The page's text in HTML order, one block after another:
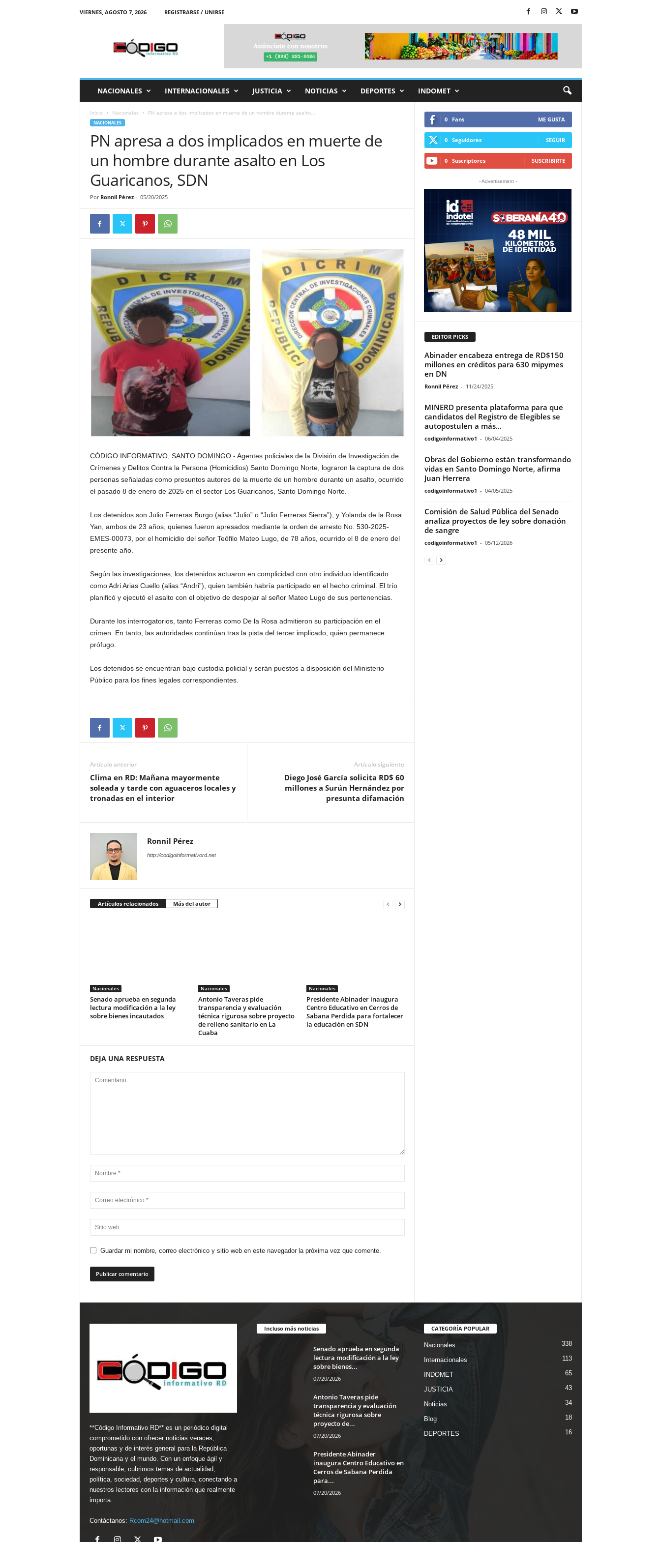
VIERNES, AGOSTO 7, 2026
REGISTRARSE / UNIRSE
D
NACIONALES INTERNACIONALES JUSTICIA NOTICIAS DEPORTES INDOMET
Inicio Nacionales PN apresa a dos implicados en muerte de un hombre durante asalto...
NACIONALES
PN apresa a dos implicados en muerte de
un hombre durante asalto en Los
Guaricanos, SDN
Por Ronnil Pérez- 05/20/2025
CÓDIGO INFORMATIVO, SANTO DOMINGO.- Agentes policiales de la División de Investigación de
Crímenes y Delitos Contra la Persona (Homicidios) Santo Domingo Norte, lograron la captura de dos
personas señaladas como presuntos autores de la muerte de un hombre durante un asalto, ocurrido
el pasado 8 de enero de 2025 en el sector Los Guaricanos, Santo Domingo Norte.
Los detenidos son Julio Ferreras Burgo (alias “Julio” o “Julio Ferreras Sierra”), y Yolanda de la Rosa
Yan, ambos de 23 años, quienes fueron apresados mediante la orden de arresto No. 530-2025-
EMES-00073, por el homicidio del señor Teófilo Mateo Lugo, de 78 años, ocurrido el 8 de enero del
presente año.
Según las investigaciones, los detenidos actuaron en complicidad con otro individuo identificado
como Adri Arias Cuello (alias “Andri”), quien también habría participado en el hecho criminal. El trío
planificó y ejecutó el asalto con el objetivo de despojar al señor Mateo Lugo de sus pertenencias.
Durante los interrogatorios, tanto Ferreras como De la Rosa admitieron su participación en el
crimen. En tanto, las autoridades continúan tras la pista del tercer implicado, quien permanece
prófugo.
Los detenidos se encuentran bajo custodia policial y serán puestos a disposición del Ministerio
Público para los fines legales correspondientes.
Artículo anterior
Clima en RD: Mañana mayormente
soleada y tarde con aguaceros locales y
tronadas en el interior
Artículo siguiente
Diego José García solicita RD$ 60
millones a Surún Hernández por
presunta difamación
Ronnil Pérez
http://codigoinformativord.net
Artículos relacionados Más del autor
Nacionales
Senado aprueba en segunda
lectura modificación a la ley
sobre bienes incautados
Nacionales
Antonio Taveras pide
transparencia y evaluación
técnica rigurosa sobre proyecto
de relleno sanitario en La
Cuaba
Nacionales
Presidente Abinader inaugura
Centro Educativo en Cerros de
Sabana Perdida para fortalecer
la educación en SDN
DEJA UNA RESPUESTA
Guardar mi nombre, correo electrónico y sitio web en este navegador la próxima vez que comente.
0 Fans ME GUSTA
0 Seguidores SEGUIR
0 Suscriptores SUSCRIBIRTE
- Advertisement -
EDITOR PICKS
Abinader encabeza entrega de RD$150
millones en créditos para 630 mipymes
en DN
Ronnil Pérez - 11/24/2025
MINERD presenta plataforma para que
candidatos del Registro de Elegibles se
autopostulen a más...
codigoinformativo1 - 06/04/2025
Obras del Gobierno están transformando
vidas en Santo Domingo Norte, afirma
Juan Herrera
codigoinformativo1 - 04/05/2025
Comisión de Salud Pública del Senado
analiza proyectos de ley sobre donación
de sangre
codigoinformativo1 - 05/12/2026
**Código Informativo RD** es un periódico digital
comprometido con ofrecer noticias veraces,
oportunas y de interés general para la República
Dominicana y el mundo. Con un enfoque ágil y
responsable, cubrimos temas de actualidad,
política, sociedad, deportes y cultura, conectando a
nuestros lectores con la información que realmente
importa.
Contáctanos: Rcom24@hotmail.com
Incluso más noticias
Senado aprueba en segunda
lectura modificación a la ley
sobre bienes...
07/20/2026
Antonio Taveras pide
transparencia y evaluación
técnica rigurosa sobre
proyecto de...
07/20/2026
Presidente Abinader
inaugura Centro Educativo en
Cerros de Sabana Perdida
para...
07/20/2026
CATEGORÍA POPULAR
Nacionales 338
Internacionales 113
INDOMET 65
JUSTICIA 43
Noticias 34
Blog 18
DEPORTES 16